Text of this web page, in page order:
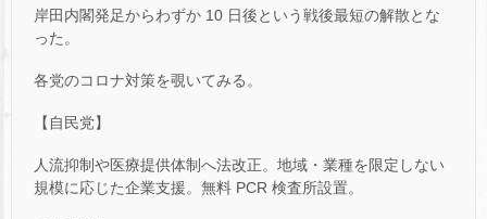
岸田内閣発足からわずか 10 日後という戦後最短の解散とな
った。
各党のコロナ対策を覗いてみる。
【自民党】
人流抑制や医療提供体制へ法改正。地域・業種を限定しない
規模に応じた企業支援。無料 PCR 検査所設置。